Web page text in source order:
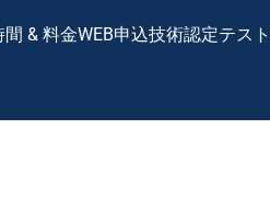
間 & 料金WEB申込技術認定テスト